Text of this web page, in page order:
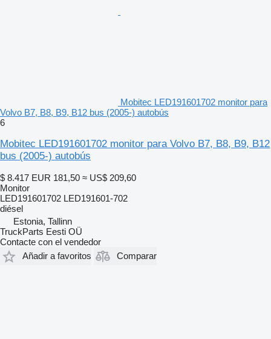
Mobitec LED191601702 monitor para
Volvo B7, B8, B9, B12 bus (2005-) autobús
6
Mobitec LED191601702 monitor para Volvo B7, B8, B9, B12
bus (2005-) autobús
$ 8.417 EUR 181,50 ≈ US$ 209,60
Monitor
LED191601702 LED191601-702
diésel
Estonia, Tallinn
TruckParts Eesti OÜ
Contacte con el vendedor
Añadir a favoritos
Comparar